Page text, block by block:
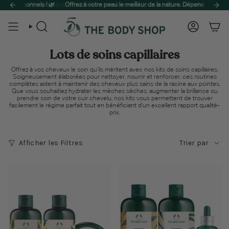
Passer
au
personnels ! 🌿 Offrez à votre peau le meilleur de la nature. Dépensez 65 $ et
Plongez dans un paradis ensoleillé avec The Juicy Era, une collection
Recherche Compte
Lots de soins capillaires
Offrez à vos cheveux le soin qu'ils méritent avec nos kits de soins capillaires.
Soigneusement élaborées pour nettoyer, nourrir et renforcer, ces routines
complètes aident à maintenir des cheveux plus sains de la racine aux pointes.
Que vous souhaitiez hydrater les mèches sèches, augmenter la brillance ou
prendre soin de votre cuir chevelu, nos kits vous permettent de trouver
facilement le régime parfait tout en bénéficiant d'un excellent rapport qualité-
prix.
Afficher les Filtres
Trier
Trier par